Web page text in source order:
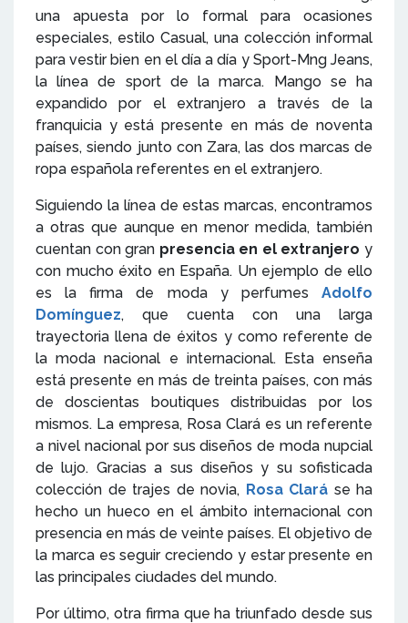
una apuesta por lo formal para ocasiones
especiales, estilo Casual, una colección informal
para vestir bien en el día a día y Sport-Mng Jeans,
la línea de sport de la marca. Mango se ha
expandido por el extranjero a través de la
franquicia y está presente en más de noventa
países, siendo junto con Zara, las dos marcas de
ropa española referentes en el extranjero.
Siguiendo la línea de estas marcas, encontramos
a otras que aunque en menor medida, también
cuentan con gran presencia en el extranjero y
con mucho éxito en España. Un ejemplo de ello
es la firma de moda y perfumes Adolfo
Domínguez, que cuenta con una larga
trayectoria llena de éxitos y como referente de
la moda nacional e internacional. Esta enseña
está presente en más de treinta países, con más
de doscientas boutiques distribuidas por los
mismos. La empresa, Rosa Clará es un referente
a nivel nacional por sus diseños de moda nupcial
de lujo. Gracias a sus diseños y su sofisticada
colección de trajes de novia, Rosa Clará se ha
hecho un hueco en el ámbito internacional con
presencia en más de veinte países. El objetivo de
la marca es seguir creciendo y estar presente en
las principales ciudades del mundo.
Por último, otra firma que ha triunfado desde sus